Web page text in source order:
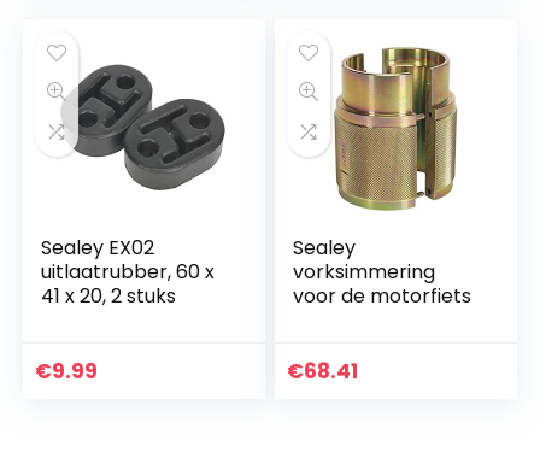
Sealey EX02
uitlaatrubber, 60 x
41 x 20, 2 stuks
€9.99
Sealey
vorksimmering
voor de motorfiets
€68.41